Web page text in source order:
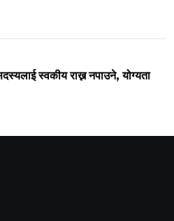
स्वकीय राख्न नपाउने, योग्यता